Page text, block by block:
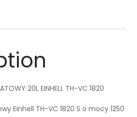
20L EINHELL TH-VC 1820
Einhell TH-VC 1820 S o mocy 1250